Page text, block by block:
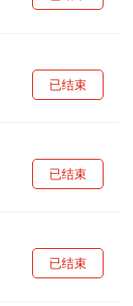
已结束
已结束
已结束